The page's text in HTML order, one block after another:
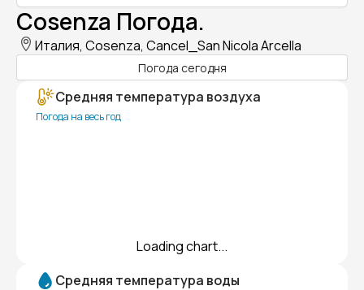
Cosenza Погода.
Италия, Cosenza, Cancel_San Nicola Arcella
Погода сегодня
Средняя температура воздуха
Погода на весь год
Loading chart...
Средняя температура воды